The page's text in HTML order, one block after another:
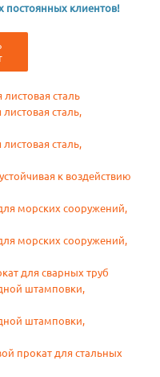
постоянных клиентов!
сталь
сталь,
сталь,
к воздействию
морских сооружений,
морских сооружений,
для сварных труб
штамповки,
штамповки,
прокат для стальных